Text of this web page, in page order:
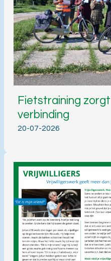
Fietstraining
verbinding
20-07-2026